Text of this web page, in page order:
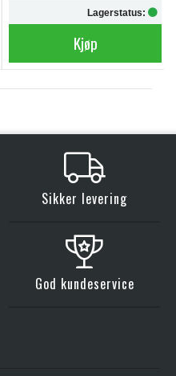
Lagerstatus:
Kjøp
Sikker levering
God kundeservice